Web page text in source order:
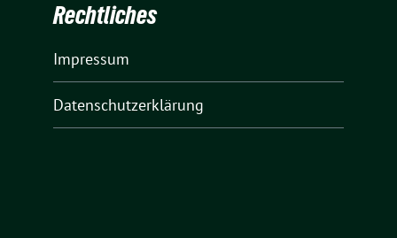
Rechtliches
Impressum
Datenschutzerklärung